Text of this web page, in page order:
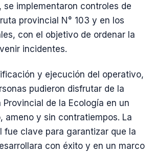
se implementaron controles de
provincial N° 103 y en los
con el objetivo de ordenar la
incidentes.
y ejecución del operativo,
pudieron disfrutar de la
de la Ecología en un
ameno y sin contratiempos. La
fue clave para garantizar que la
con éxito y en un marco